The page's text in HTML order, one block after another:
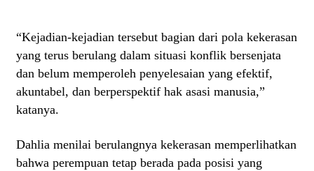
“Kejadian-kejadian tersebut bagian dari pola kekerasan
yang terus berulang dalam situasi konflik bersenjata
dan belum memperoleh penyelesaian yang efektif,
akuntabel, dan berperspektif hak asasi manusia,”
katanya.
Dahlia menilai berulangnya kekerasan memperlihatkan
bahwa perempuan tetap berada pada posisi yang